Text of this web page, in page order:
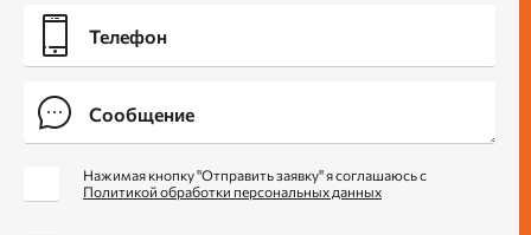
Нажимая кнопку "Отправить заявку" я соглашаюсь с
Политикой обработки персональных данных